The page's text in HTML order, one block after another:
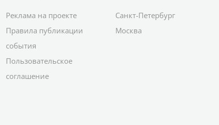
Реклама на проекте
Правила публикации
события
Пользовательское
соглашение
Санкт-Петербург
Москва